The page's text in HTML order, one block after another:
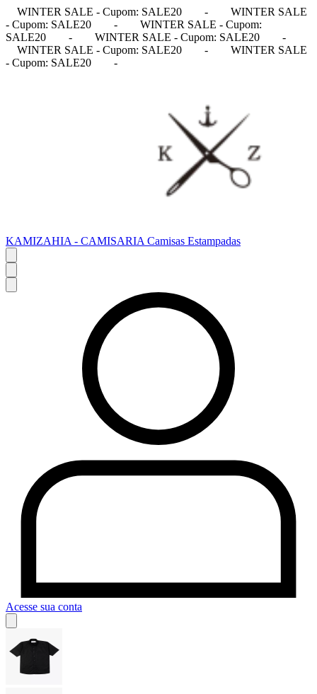
WINTER SALE - Cupom: SALE20 -
WINTER SALE
- Cupom: SALE20
-
WINTER SALE - Cupom:
SALE20
- WINTER SALE - Cupom: SALE20
-
WINTER SALE - Cupom: SALE20
-
WINTER SALE
- Cupom: SALE20
-
KAMIZAHIA - CAMISARIA Camisas Estampadas
Acesse sua conta